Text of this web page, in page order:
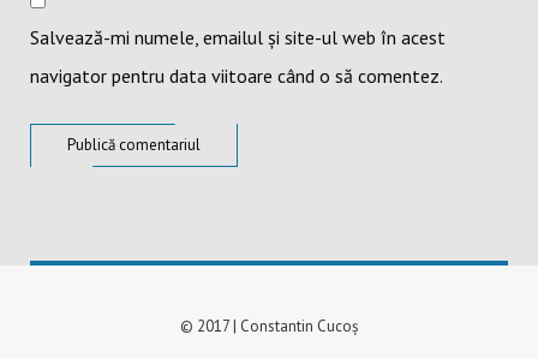
Salvează-mi numele, emailul și site-ul web în acest
navigator pentru data viitoare când o să comentez.
© 2017 | Constantin Cucoș